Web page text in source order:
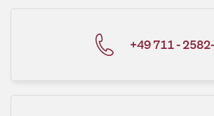
+49 711 -